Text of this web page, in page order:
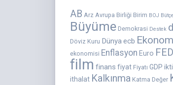
AB Arz Avrupa Birliği Birim BOJ Bütçe
Büyüme Demokrasi Destek
Döviz Kuru Dünyaecb
ekonomisi Enflasyon Euro FED
film finans fiyat Fiyatı GDP
ithalat Kalkınma Katma Değer